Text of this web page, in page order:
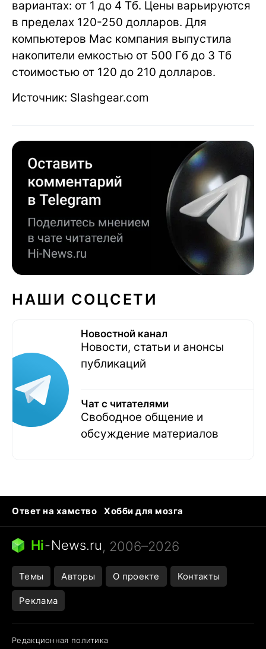
вариантах: от 1 до 4 Тб. Цены варьируются
в пределах 120-250 долларов. Для
компьютеров Mac компания выпустила
накопители емкостью от 500 Гб до 3 Тб
стоимостью от 120 до 210 долларов.
Источник: Slashgear.com
НАШИ СОЦСЕТИ
Новостной канал
Новости, статьи и анонсы
публикаций
Чат с читателями
Свободное общение и
обсуждение материалов
Ответ на хамство
Хобби для мозга
Бензин 100 vs 95
Тунцы в океанариуме
Следующая пандемия
Hi-News.ru, 2006–2026
Темы Авторы О проекте Контакты
Реклама
Редакционная политика